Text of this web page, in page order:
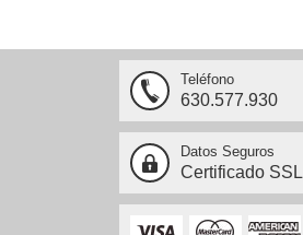
Teléfono
630.577.930
Datos Seguros
Certificado SSL